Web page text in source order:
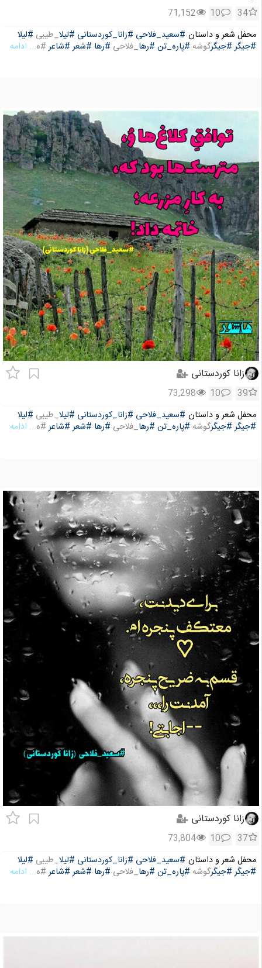
34
10
71,152
محفل شعر و داستان #سعید_فلاحی #زانا_کوردستانی #لیلا_طیبی #لیلا
#جیگر #جیگرگوشه #پاره_تن #رها_فلاحی #رها #شعر #شاعر#ه... ادامه
زانا کوردستانی
39
10
73,298
محفل شعر و داستان #سعید_فلاحی #زانا_کوردستانی #لیلا_طیبی #لیلا
#جیگر #جیگرگوشه #پاره_تن #رها_فلاحی #رها #شعر #شاعر#ه... ادامه
زانا کوردستانی
37
10
73,804
محفل شعر و داستان #سعید_فلاحی #زانا_کوردستانی #لیلا_طیبی #لیلا
#جیگر #جیگرگوشه #پاره_تن #رها_فلاحی #رها #شعر #شاعر#ه... ادامه